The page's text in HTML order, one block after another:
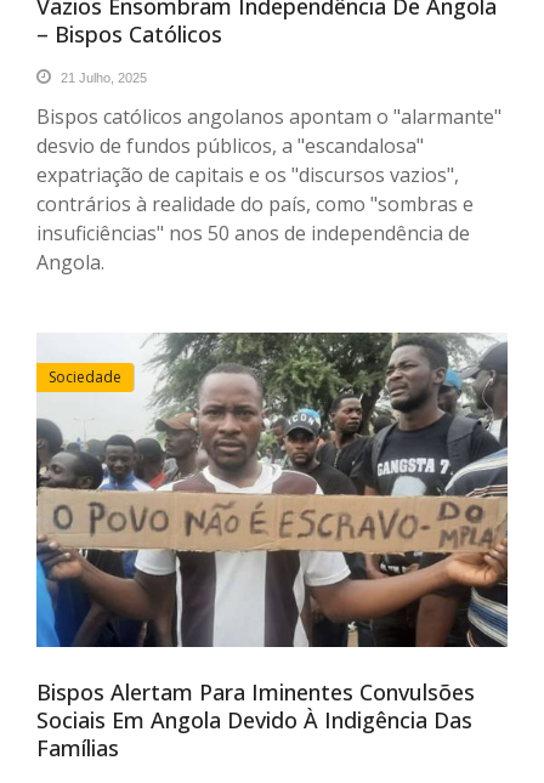
Vazios Ensombram Independência De Angola
– Bispos Católicos
21 Julho, 2025
Bispos católicos angolanos apontam o "alarmante"
desvio de fundos públicos, a "escandalosa"
expatriação de capitais e os "discursos vazios",
contrários à realidade do país, como "sombras e
insuficiências" nos 50 anos de independência de
Angola.
Sociedade
Bispos Alertam Para Iminentes Convulsões
Sociais Em Angola Devido À Indigência Das
Famílias